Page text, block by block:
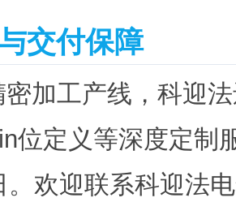
交付保障
加工产线，科迎
位定义等深度定制
。欢迎联系科迎法